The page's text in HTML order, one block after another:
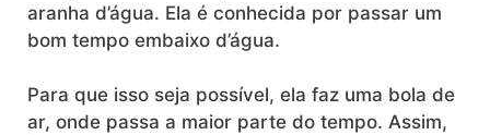
aranha d’água. Ela é conhecida por passar um
bom tempo embaixo d’água.
Para que isso seja possível, ela faz uma bola de
ar, onde passa a maior parte do tempo. Assim,